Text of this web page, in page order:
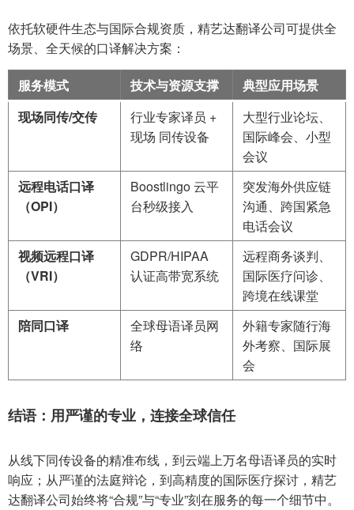
依托软硬件生态与国际合规资质，精艺达翻译公司可提供全
场景、全天候的口译解决方案：
服务模式 技术与资源支撑
典型应用场景
现场同传/交传
行业专家译员 +
现场 同传设备
大型行业论坛、
国际峰会、小型
会议
远程电话口译
（OPI）
Boostlingo 云平
台秒级接入
突发海外供应链
沟通、跨国紧急
电话会议
视频远程口译
（VRI）
GDPR/HIPAA
认证高带宽系统
远程商务谈判、
国际医疗问诊、
跨境在线课堂
陪同口译
全球母语译员网
络
外籍专家随行海
外考察、国际展
会
结语：用严谨的专业，连接全球信任
从线下同传设备的精准布线，到云端上万名母语译员的实时
响应；从严谨的法庭辩论，到高精度的国际医疗探讨，精艺
达翻译公司始终将“合规”与“专业”刻在服务的每一个细节中。